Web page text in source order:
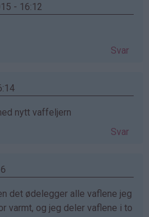
- 16:12
Svar
nytt vaffeljern
Svar
det ødelegger alle vaflene jeg
varmt, og jeg deler vaflene i to